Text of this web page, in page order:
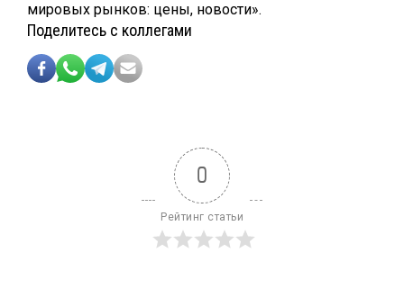
мировых рынков: цены, новости».
Поделитесь с коллегами
0
Рейтинг статьи